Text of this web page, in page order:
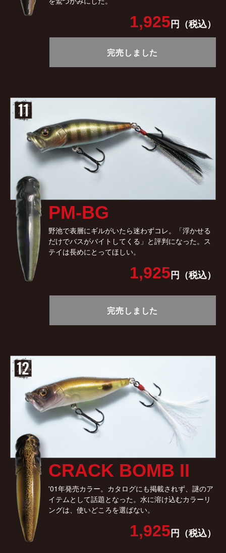
1,925円（税込）
完売しました
PM-BG
野池で表層にギルがいたら迷わずコレ。「浮かせる
だけでバスがバイトしてくる」と評判になった。ス
テイは長めにとってほしい。
1,925円（税込）
完売しました
CRACK BOMB II
'01年発売カラー。カタログにも掲載されず、謎のア
イテムとして話題となった。水に溶け込むカラーリ
ングは、使いどころを選ばない。
1,925円（税込）